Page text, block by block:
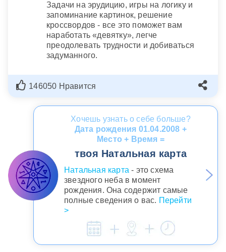
Задачи на эрудицию, игры на логику и
запоминание картинок, решение
кроссвордов - все это поможет вам
наработать «девятку», легче
преодолевать трудности и добиваться
задуманного.
146050 Нравится
Хочешь узнать о себе больше?
Дата рождения 01.04.2008 +
Место + Время =
твоя Натальная карта
Натальная карта - это схема
звездного неба в момент
рождения. Она содержит самые
полные сведения о вас. Перейти
>